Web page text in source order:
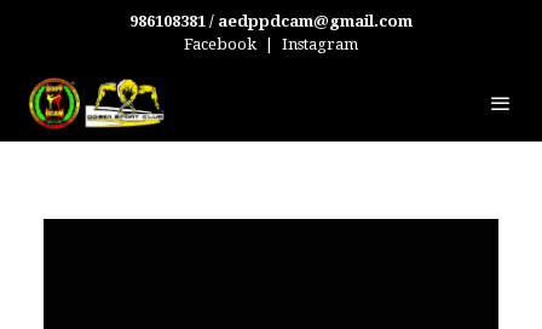
986108381 / aedppdcam@gmail.com
Facebook
Instagram